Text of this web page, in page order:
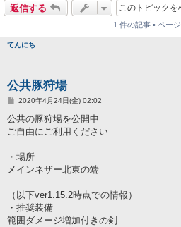
返信する
1 件の記事 • ページ
てんにち
公共豚狩場
投
記
事
2020年4月24日(金) 02:02
公共の豚狩場を公開中
ご自由にご利用ください
・場所
メインネザー北東の端
（以下ver1.15.2時点での情報）
・推奨装備
範囲ダメージ増加付きの剣